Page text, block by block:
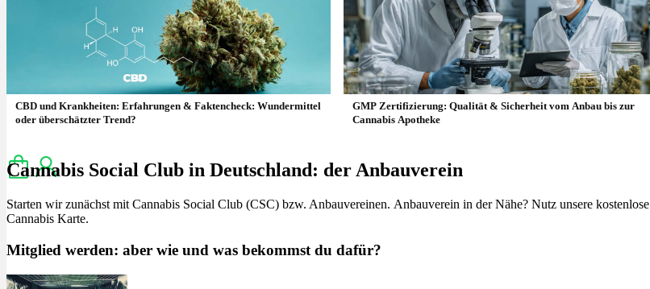
Menü Menü
CBD und Krankheiten: Erfahrungen & Faktencheck: Wundermittel
oder überschätzter Trend?
GMP Zertifizierung: Qualität & Sicherheit vom Anbau bis zur
Cannabis Apotheke
Cannabis Social Club in Deutschland: der Anbauverein
Starten wir zunächst mit Cannabis Social Club (CSC) bzw. Anbauvereinen. Anbauverein in der Nähe? Nutz unsere kostenlose
Cannabis Karte.
Mitglied werden: aber wie und was bekommst du dafür?